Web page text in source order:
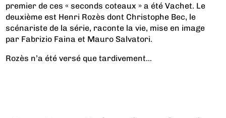
premier de ces « seconds coteaux » a étéVachet. Le
deuxième est Henri Rozès dont Christophe Bec, le
scénariste de la série, raconte la vie, mise en image
par Fabrizio Faina et Mauro Salvatori.
Rozès n’a été versé que tardivement...